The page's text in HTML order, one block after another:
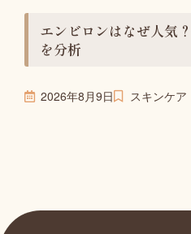
エンビロンはなぜ人気
を分析
2026年8月9日 スキンケア